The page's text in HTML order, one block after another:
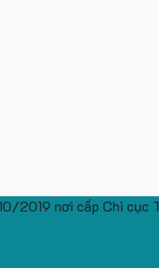
nơi cấp Chi cục